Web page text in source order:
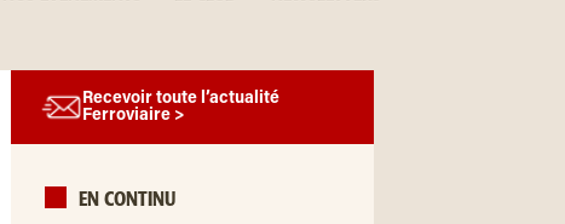
Recevoir toute l’actualité
Ferroviaire >
EN CONTINU